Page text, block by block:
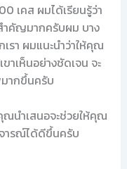
เคส ผมได้เรียนรู้ว่า
ำคัญมากครับผม บาง
รา ผมแนะนำว่าให้คุณ
าเห็นอย่างชัดเจน จะ
ากขึ้นครับ
ณนำเสนอจะช่วยให้คุณ
ารณ์ได้ดีขึ้นครับ